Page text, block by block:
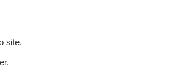
site.